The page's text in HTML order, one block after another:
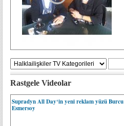
Rastgele Videolar
Supradyn All Day‘in yeni reklam yüzü Burcu
Esmersoy